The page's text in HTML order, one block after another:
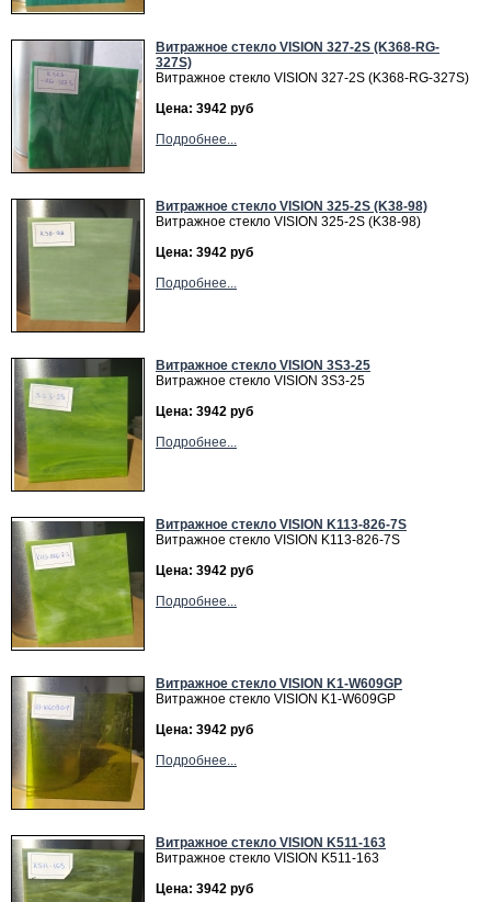
Витражное cтекло VISION 327-2S (K368-RG-
327S)
Витражное cтекло VISION 327-2S (K368-RG-327S)
Цена: 3942 руб
Подробнее...
Витражное cтекло VISION 325-2S (K38-98)
Витражное cтекло VISION 325-2S (K38-98)
Цена: 3942 руб
Подробнее...
Витражное cтекло VISION 3S3-25
Витражное cтекло VISION 3S3-25
Цена: 3942 руб
Подробнее...
Витражное cтекло VISION K113-826-7S
Витражное cтекло VISION K113-826-7S
Цена: 3942 руб
Подробнее...
Витражное cтекло VISION K1-W609GP
Витражное cтекло VISION K1-W609GP
Цена: 3942 руб
Подробнее...
Витражное стекло VISION K511-163
Витражное стекло VISION K511-163
Цена: 3942 руб